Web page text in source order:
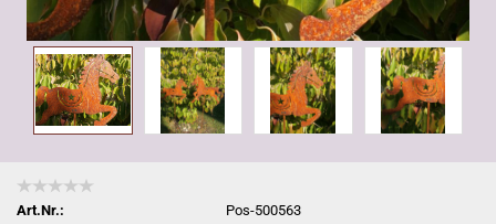
Art.Nr.:
Pos-500563